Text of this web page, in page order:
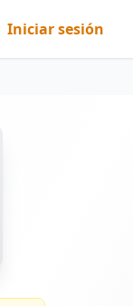
Iniciar sesión